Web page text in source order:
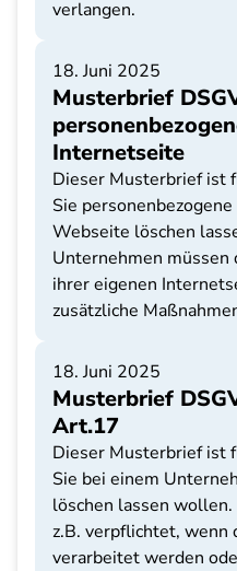
verlangen.
18. Juni 2025
Musterbrief
Internetseite
Dieser Musterbrief ist
Sie
Webseite löschen
Unternehmen müssen
ihrer eigenen
zusätzliche
18. Juni 2025
Musterbrief
Art.17
Dieser Musterbrief ist
Sie bei einem
löschen lassen
z.B. verpflichtet, wenn
verarbeitet werden